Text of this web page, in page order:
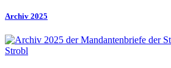
Archiv 2025